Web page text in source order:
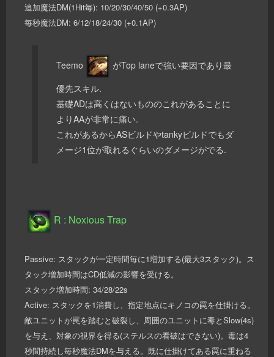
追加魔法DM(1Hit毎): 10/20/30/40/50 (+0.3AP)
毎秒魔法DM: 6/12/18/24/30 (+0.1AP)
Teemo
がTop laneで強い要因であり最
優先スキル.
基礎ADは高くはないもののこれがあることに
よりAAが非常に痛い.
これがあるからASビルドやtankyビルドでもダ
メージ1位が取れるぐらいのダメージがでる.
R : Noxious Trap
Passive: スタックが一定時間毎に1増加する(最大3スタック)。ス
タック増加時間はCD低減の影響を受ける。
スタック増加時間: 34/28/22s
Active: スタックを1消費し、指定地点にキノコの罠を仕掛ける。
敵ユニットが罠を踏むと破裂し、周囲のユニットに毒とSlow(4s)
を与え、対象の視界を得る(ステルスの看破はできない)。毒は4
秒間持続し毎秒魔法DMを与える。既に仕掛けてある罠に重ねる